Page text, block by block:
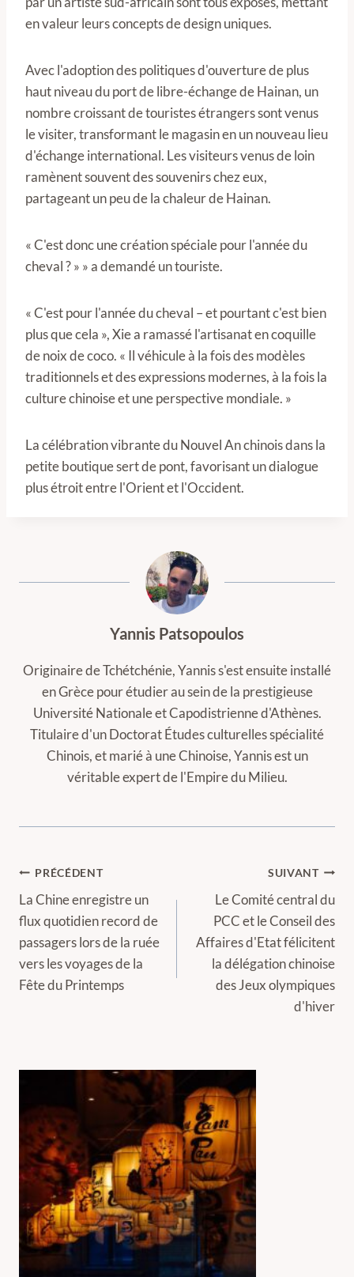
en valeur leurs concepts de design uniques.
Avec l'adoption des politiques d'ouverture de plus
haut niveau du port de libre-échange de Hainan, un
nombre croissant de touristes étrangers sont venus
le visiter, transformant le magasin en un nouveau lieu
d'échange international. Les visiteurs venus de loin
ramènent souvent des souvenirs chez eux,
partageant un peu de la chaleur de Hainan.
« C'est donc une création spéciale pour l'année du
cheval ? » » a demandé un touriste.
« C'est pour l'année du cheval – et pourtant c'est bien
plus que cela », Xie a ramassé l'artisanat en coquille
de noix de coco. « Il véhicule à la fois des modèles
traditionnels et des expressions modernes, à la fois la
culture chinoise et une perspective mondiale. »
La célébration vibrante du Nouvel An chinois dans la
petite boutique sert de pont, favorisant un dialogue
plus étroit entre l'Orient et l'Occident.
Yannis Patsopoulos
Originaire de Tchétchénie, Yannis s'est ensuite installé
en Grèce pour étudier au sein de la prestigieuse
Université Nationale et Capodistrienne d'Athènes.
Titulaire d'un Doctorat Études culturelles spécialité
Chinois, et marié à une Chinoise, Yannis est un
véritable expert de l'Empire du Milieu.
Navigation
de
l’article
PRÉCÉDENT
La Chine enregistre un
flux quotidien record de
passagers lors de la ruée
vers les voyages de la
Fête du Printemps
SUIVANT
Le Comité central du
PCC et le Conseil des
Affaires d'Etat félicitent
la délégation chinoise
des Jeux olympiques
d'hiver